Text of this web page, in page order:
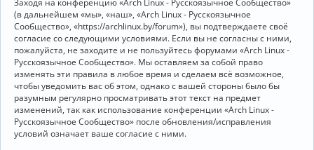
к
и
и
е
н
та
ц
и
я
(в дальнейшем «мы», «наш», «Arch Linux - Русскоязычное
Сообщество», «https://archlinux.by/forum»), вы подтверждаете своё
согласие со следующими условиями. Если вы не согласны с ними,
пожалуйста, не заходите и не пользуйтесь форумами «Arch Linux -
Русскоязычное Сообщество». Мы оставляем за собой право
изменять эти правила в любое время и сделаем всё возможное,
чтобы уведомить вас об этом, однако с вашей стороны было бы
разумным регулярно просматривать этот текст на предмет
изменений, так как использование конференции «Arch Linux -
Русскоязычное Сообщество» после обновления/исправления
условий означает ваше согласие с ними.